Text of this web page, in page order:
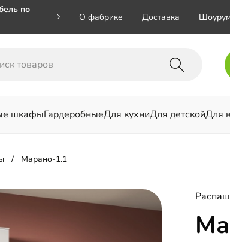
по
номер
О фабрике Доставка
шкафыГардеробныеДля кухниДля детскойДля
Марано-1.1